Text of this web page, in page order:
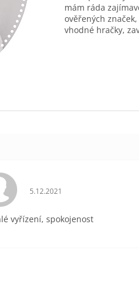
mám ráda
ověřených
vhodné hračky,
Hodnocení obchodu je 5 z
5.12.2021
vyřízení, spokojenost